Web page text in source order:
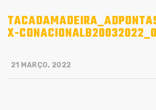
X-
21 MARÇO, 2022